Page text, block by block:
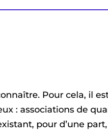
Pour cela, il
: associations de
pour d’une